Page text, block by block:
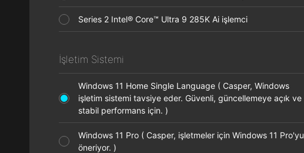
Series 2 Intel® Core™ Ultra 9 285K Ai işlemci
İşletim Sistemi
Windows 11 Home Single Language ( Casper, Windows
işletim sistemi tavsiye eder. Güvenli, güncellemeye açık ve
stabil performans için. )
Windows 11 Pro ( Casper, işletmeler için Windows 11 Pro'yu
öneriyor. )